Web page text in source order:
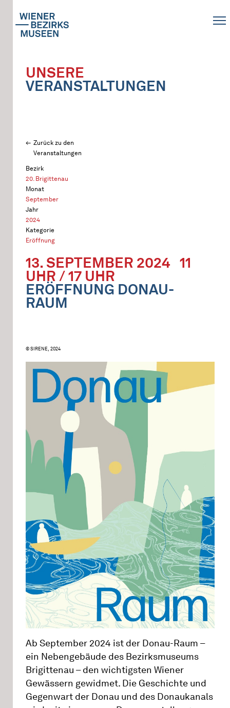
UNSERE
VERANSTALTUNGEN
Zurück zu den
Veranstaltungen
Bezirk
20. Brigittenau
Monat
September
Jahr
2024
Kategorie
Eröffnung
13. SEPTEMBER 2024 11
UHR / 17 UHR
ERÖFFNUNG DONAU-
RAUM
© SIRENE, 2024
Ab September 2024 ist der Donau-Raum –
ein Nebengebäude des Bezirksmuseums
Brigittenau – den wichtigsten Wiener
Gewässern gewidmet. Die Geschichte und
Gegenwart der Donau und des Donaukanals